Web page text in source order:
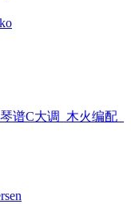
谱C大调_木火编配_